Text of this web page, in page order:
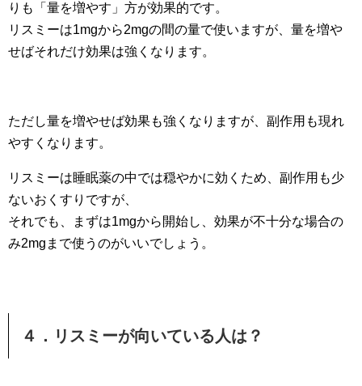
りも「量を増やす」方が効果的です。
リスミーは1mgから2mgの間の量で使いますが、量を増や
せばそれだけ効果は強くなります。
ただし量を増やせば効果も強くなりますが、副作用も現れ
やすくなります。
リスミーは睡眠薬の中では穏やかに効くため、副作用も少
ないおくすりですが、
それでも、まずは1mgから開始し、効果が不十分な場合の
み2mgまで使うのがいいでしょう。
４．リスミーが向いている人は？